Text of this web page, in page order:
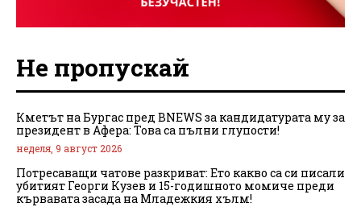
Не пропускай
Кметът на Бургас пред BNEWS за кандидатурата му за
президент в Афера: Това са пълни глупости!
неделя, 9 август 2026
Потресаващи чатове разкриват: Ето какво са си писали
убитият Георги Кузев и 15-годишното момиче преди
кървавата засада на Младежкия хълм!